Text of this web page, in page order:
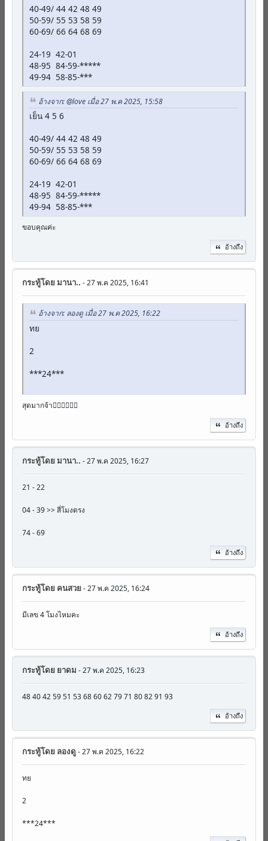
40-49/ 44 42 48 49
50-59/ 55 53 58 59
60-69/ 66 64 68 69
24-19 42-01
48-95 84-59-*****
49-94 58-85-***
อ้างจาก: @love เมื่อ 27 พ.ค 2025, 15:58
เย็น 4 5 6
40-49/ 44 42 48 49
50-59/ 55 53 58 59
60-69/ 66 64 68 69
24-19 42-01
48-95 84-59-*****
49-94 58-85-***
ขอบคุณค่ะ
อ้างถึง
กระทู้โดย มานา.. - 27 พ.ค 2025, 16:41
อ้างจาก: ลองดู เมื่อ 27 พ.ค 2025, 16:22
ทย
2
***24***
สุดมากจ้า👍🏻👍🏻👍🏻
อ้างถึง
กระทู้โดย มานา.. - 27 พ.ค 2025, 16:27
21 - 22
04 - 39 >> สี่โมงตรง
74 - 69
อ้างถึง
กระทู้โดย คนสวย- 27 พ.ค 2025, 16:24
มีเลข 4 โมงไหมคะ
อ้างถึง
กระทู้โดย ยาดม - 27 พ.ค 2025, 16:23
48 40 42 59 51 53 68 60 62 79 71 80 82 91 93
อ้างถึง
กระทู้โดย ลองดู- 27 พ.ค 2025, 16:22
ทย
2
***24***